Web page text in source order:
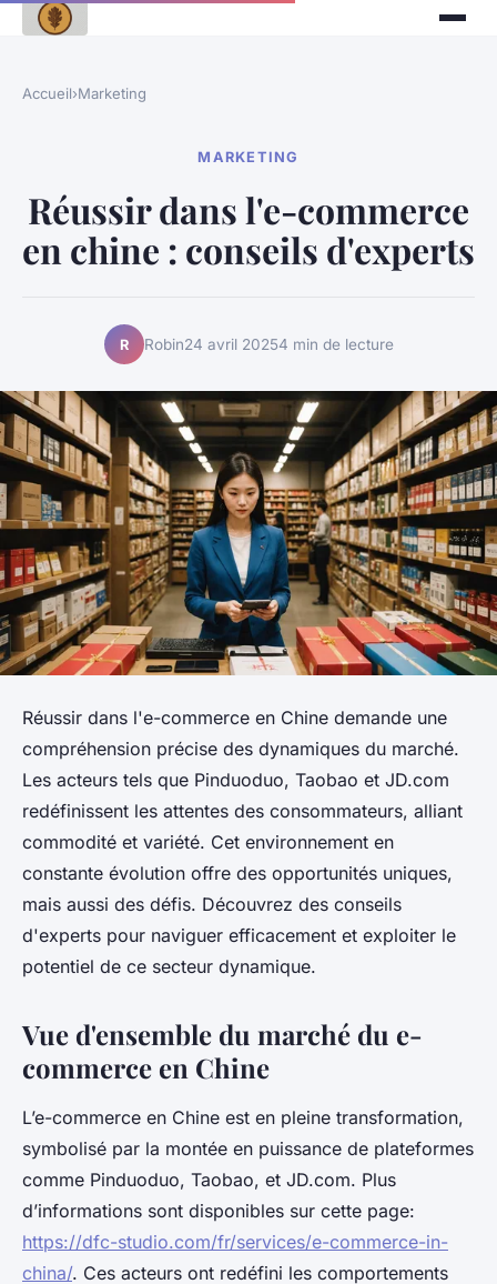
Accueil›Marketing
MARKETING
Réussir dans l'e-commerce
en chine : conseils d'experts
R Robin24 avril 20254 min de lecture
Réussir dans l'e-commerce en Chine demande une
compréhension précise des dynamiques du marché.
Les acteurs tels que Pinduoduo, Taobao et JD.com
redéfinissent les attentes des consommateurs, alliant
commodité et variété. Cet environnement en
constante évolution offre des opportunités uniques,
mais aussi des défis. Découvrez des conseils
d'experts pour naviguer efficacement et exploiter le
potentiel de ce secteur dynamique.
Vue d'ensemble du marché du e-
commerce en Chine
L’e-commerce en Chine est en pleine transformation,
symbolisé par la montée en puissance de plateformes
comme Pinduoduo, Taobao, et JD.com. Plus
d’informations sont disponibles sur cette page:
https://dfc-studio.com/fr/services/e-commerce-in-
china/. Ces acteurs ont redéfini les comportements